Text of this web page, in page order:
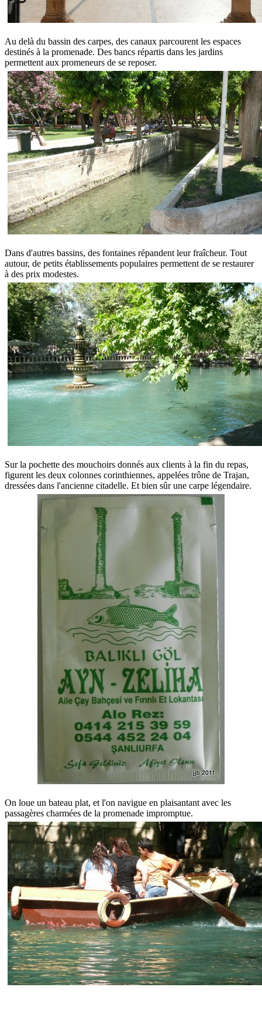
Au delà du bassin des carpes, des canaux parcourent les espaces
destinés à la promenade. Des bancs répartis dans les jardins
permettent aux promeneurs de se reposer.
Dans d'autres bassins, des fontaines répandent leur fraîcheur. Tout
autour, de petits établissements populaires permettent de se restaurer
à des prix modestes.
Sur la pochette des mouchoirs donnés aux clients à la fin du repas,
figurent les deux colonnes corinthiennes, appelées trône de Trajan,
dressées dans l'ancienne citadelle. Et bien sûr une carpe légendaire.
On loue un bateau plat, et l'on navigue en plaisantant avec les
passagères charmées de la promenade impromptue.